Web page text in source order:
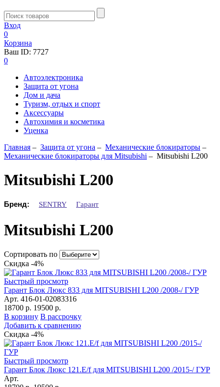
Вход
0
Корзина
Ваш ID: 7727
0
Автоэлектроника
Защита от угона
Дом и дача
Туризм, отдых и спорт
Аксессуары
Автохимия и косметика
Уценка
Главная – Защита от угона – Механические блoкираторы –
Механические блокираторы для Mitsubishi – Mitsubishi L200
Mitsubishi L200
Бренд: SENTRY Гарант
Mitsubishi L200
Сортировать по
Скидка -4%
Быстрый просмотр
Гарант Блок Люкс 833 для MITSUBISHI L200 /2008-/ ГУР
Арт. 416-01-02083316
18700 р. 19500 р.
В корзину В рассрочку
Добавить к сравнению
Скидка -4%
Быстрый просмотр
Гарант Блок Люкс 121.E/f для MITSUBISHI L200 /2015-/ ГУР
Арт.